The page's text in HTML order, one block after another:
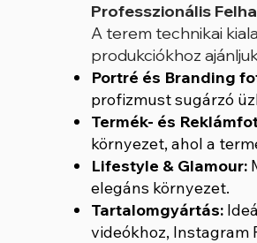
Professzionális
A terem technikai
produkciókhoz
Portré és Branding
profizmust sugárzó
Termék- és
környezet, ahol a
Lifestyle & Glamour:
elegáns környezet.
Tartalomgyártás:
videókhoz, Instagram